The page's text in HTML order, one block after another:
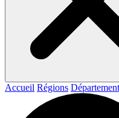
Accueil Régions